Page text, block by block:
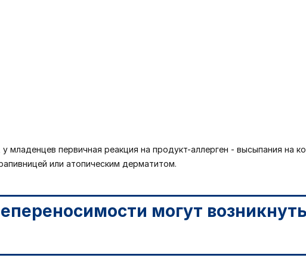
младенцев первичная реакция на продукт-аллерген - высыпания на
или атопическим дерматитом.